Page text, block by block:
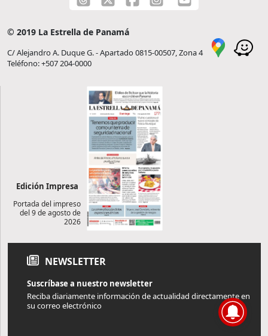
© 2019 La Estrella de Panamá
C/ Alejandro A. Duque G. - Apartado 0815-00507, Zona 4
Teléfono: +507 204-0000
Edición Impresa
Portada del impreso
del 9 de agosto de
2026
NEWSLETTER
Suscríbase a nuestro newsletter
Reciba diariamente información de actualidad directamente en
su correo electrónico